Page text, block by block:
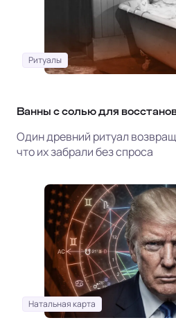
Ритуалы
Ванны с солью для
Один древний ритуал
что их забрали без спроса
Натальная карта